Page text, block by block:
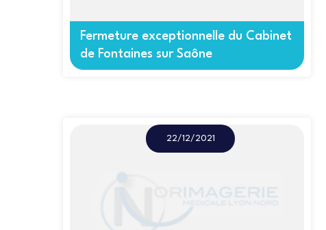
Fermeture exceptionnelle du Cabinet
de Fontaines sur Saône
22/12/2021